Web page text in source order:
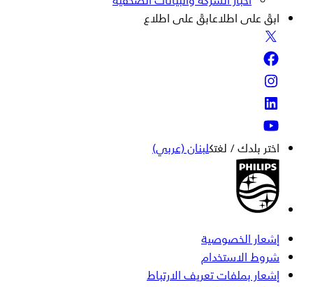
ابقَ على اطلاعابقَ على اطلاع
اختر بلدك / لغتكلبنان (عربي)
إشعار الخصوصية
شروط الاستخدام
إشعار بملفات تعريف الارتباط